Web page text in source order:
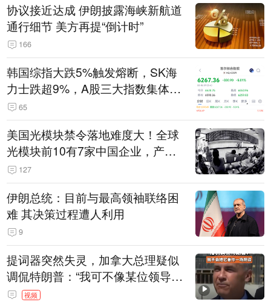
协议接近达成 伊朗披露海峡新航道
通行细节 美方再提“倒计时”
166
韩国综指大跌5%触发熔断，SK海
力士跌超9%，A股三大指数集体低
开 65
美国光模块禁令落地难度大！全球
光模块前10有7家中国企业，产业
界人士：想“脱钩”并不容易
127
伊朗总统：目前与最高领袖联络困
难 其决策过程遭人利用
9
提词器突然失灵，加拿大总理疑似
调侃特朗普：“我可不像某位领导
人，把这当成一场阴谋”，全场哄笑
视频